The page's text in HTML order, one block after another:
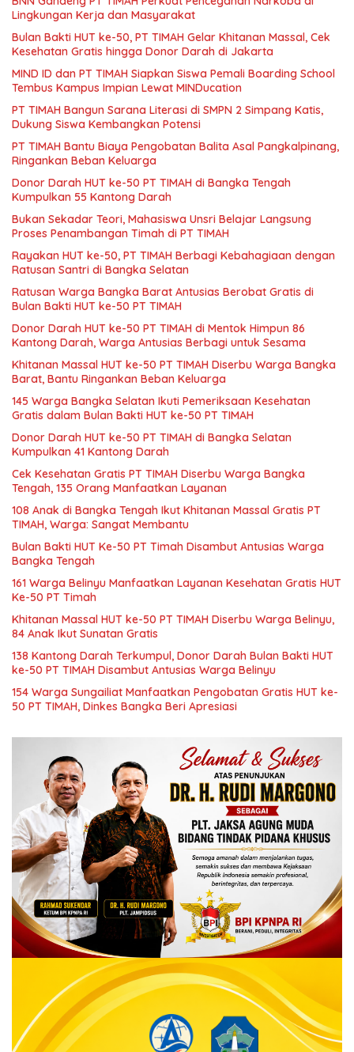
Lingkungan Kerja dan Masyarakat
Bulan Bakti HUT ke-50, PT TIMAH Gelar Khitanan Massal, Cek
Kesehatan Gratis hingga Donor Darah di Jakarta
MIND ID dan PT TIMAH Siapkan Siswa Pemali Boarding School
Tembus Kampus Impian Lewat MINDucation
PT TIMAH Bangun Sarana Literasi di SMPN 2 Simpang Katis,
Dukung Siswa Kembangkan Potensi
PT TIMAH Bantu Biaya Pengobatan Balita Asal Pangkalpinang,
Ringankan Beban Keluarga
Donor Darah HUT ke-50 PT TIMAH di Bangka Tengah
Kumpulkan 55 Kantong Darah
Bukan Sekadar Teori, Mahasiswa Unsri Belajar Langsung
Proses Penambangan Timah di PT TIMAH
Rayakan HUT ke-50, PT TIMAH Berbagi Kebahagiaan dengan
Ratusan Santri di Bangka Selatan
Ratusan Warga Bangka Barat Antusias Berobat Gratis di
Bulan Bakti HUT ke-50 PT TIMAH
Donor Darah HUT ke-50 PT TIMAH di Mentok Himpun 86
Kantong Darah, Warga Antusias Berbagi untuk Sesama
Khitanan Massal HUT ke-50 PT TIMAH Diserbu Warga Bangka
Barat, Bantu Ringankan Beban Keluarga
145 Warga Bangka Selatan Ikuti Pemeriksaan Kesehatan
Gratis dalam Bulan Bakti HUT ke-50 PT TIMAH
Donor Darah HUT ke-50 PT TIMAH di Bangka Selatan
Kumpulkan 41 Kantong Darah
Cek Kesehatan Gratis PT TIMAH Diserbu Warga Bangka
Tengah, 135 Orang Manfaatkan Layanan
108 Anak di Bangka Tengah Ikut Khitanan Massal Gratis PT
TIMAH, Warga: Sangat Membantu
Bulan Bakti HUT Ke-50 PT Timah Disambut Antusias Warga
Bangka Tengah
161 Warga Belinyu Manfaatkan Layanan Kesehatan Gratis HUT
Ke-50 PT Timah
Khitanan Massal HUT ke-50 PT TIMAH Diserbu Warga Belinyu,
84 Anak Ikut Sunatan Gratis
138 Kantong Darah Terkumpul, Donor Darah Bulan Bakti HUT
ke-50 PT TIMAH Disambut Antusias Warga Belinyu
154 Warga Sungailiat Manfaatkan Pengobatan Gratis HUT ke-
50 PT TIMAH, Dinkes Bangka Beri Apresiasi